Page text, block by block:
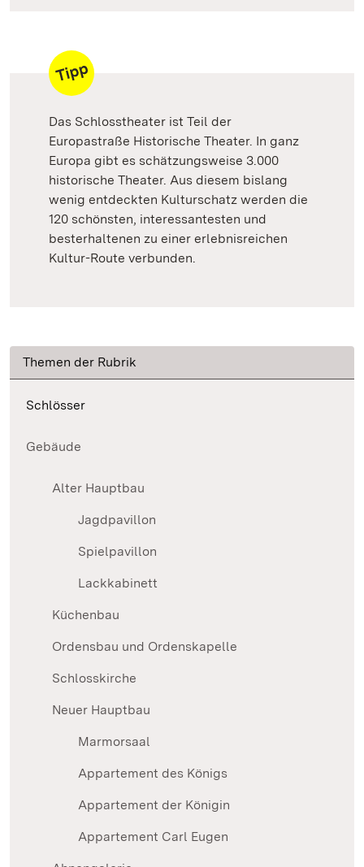
Das Schlosstheater ist Teil der
Europastraße Historische Theater. In ganz
Europa gibt es schätzungsweise 3.000
historische Theater. Aus diesem bislang
wenig entdeckten Kulturschatz werden die
120 schönsten, interessantesten und
besterhaltenen zu einer erlebnisreichen
Kultur-Route verbunden.
Themen der Rubrik
Schlösser
Gebäude
Alter Hauptbau
Jagdpavillon
Spielpavillon
Lackkabinett
Küchenbau
Ordensbau und Ordenskapelle
Schlosskirche
Neuer Hauptbau
Marmorsaal
Appartement des Königs
Appartement der Königin
Appartement Carl Eugen